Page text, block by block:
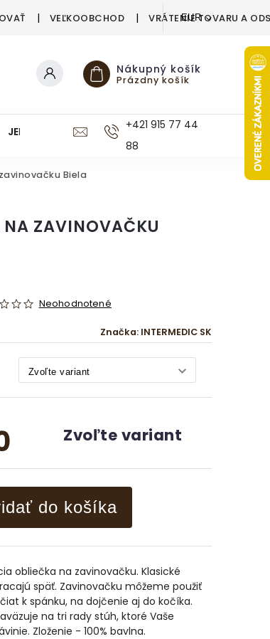
VEĽKOOBCHOD VRÁTENIE TOVARU A
EUR
Nákupný košík
Prázdny košík
JEDÁLEŇ KUCHYŇA KÚPEĽŇA
+421 915 77 44
88
Biela
NA ZAVINOVAČKU
Neohodnotené
Značka: INTERMEDIC SK
Zvoľte variant
do košíka
obliečka na zavinovačku. Klasické
späť. Zavinovačku môžeme použiť
k spánku, na dojčenie aj do kočíka.
na tri rady stúh, ktoré Vaše
Zloženie - 100% bavlna.